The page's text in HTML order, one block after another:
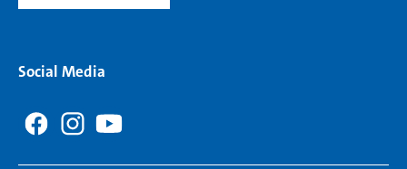
Social Media